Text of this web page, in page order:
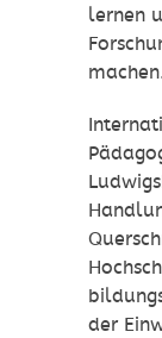
lernen
der